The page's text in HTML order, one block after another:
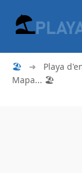
🏖 ➜
Playa
Mapa... 🏖️